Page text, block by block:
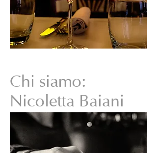
Chi siamo:
Nicoletta Baiani